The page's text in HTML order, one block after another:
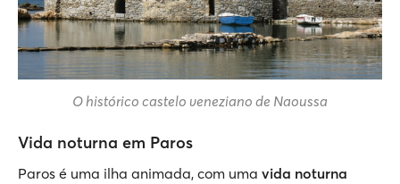
O histórico castelo veneziano de Naoussa
Vida noturna em Paros
Paros é uma ilha animada, com uma vida noturna